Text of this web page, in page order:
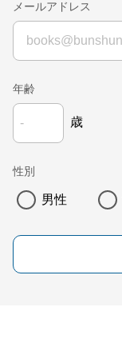
メールアドレス
年齢
歳
性別
男性